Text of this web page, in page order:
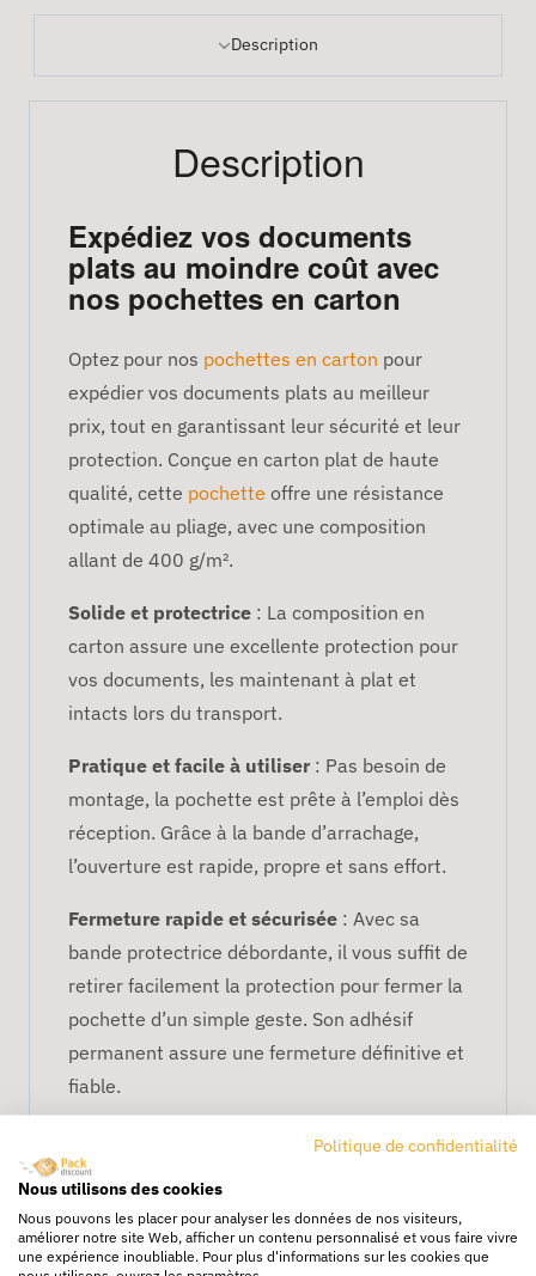
Description
Description
Expédiez vos documents
plats au moindre coût avec
nos pochettes en carton
Optez pour nos pochettes en carton pour
expédier vos documents plats au meilleur
prix, tout en garantissant leur sécurité et leur
protection. Conçue en carton plat de haute
qualité, cette pochette offre une résistance
optimale au pliage, avec une composition
allant de 400 g/m².
Solide et protectrice : La composition en
carton assure une excellente protection pour
vos documents, les maintenant à plat et
intacts lors du transport.
Pratique et facile à utiliser : Pas besoin de
montage, la pochette est prête à l’emploi dès
réception. Grâce à la bande d’arrachage,
l’ouverture est rapide, propre et sans effort.
Fermeture rapide et sécurisée : Avec sa
bande protectrice débordante, il vous suffit de
retirer facilement la protection pour fermer la
pochette d’un simple geste. Son adhésif
permanent assure une fermeture définitive et
fiable.
Adaptable à tous vos envois: Notre
pochette s’adapte en hauteur et peut
d’épaisseur.
Politique de confidentialité
Nous utilisons des cookies
Nous pouvons les placer pour analyser les données de nos visiteurs,
améliorer notre site Web, afficher un contenu personnalisé et vous faire vivre
une expérience inoubliable. Pour plus d'informations sur les cookies que